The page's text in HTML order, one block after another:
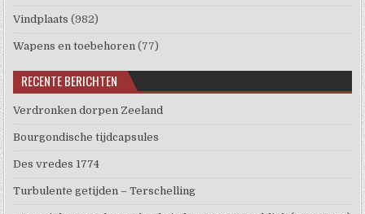
Vindplaats (982)
Wapens en toebehoren (77)
RECENTE BERICHTEN
Verdronken dorpen Zeeland
Bourgondische tijdcapsules
Des vredes 1774
Turbulente getijden – Terschelling